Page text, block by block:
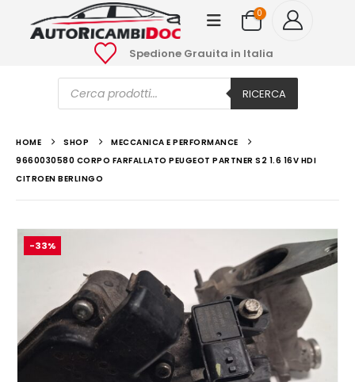
0
Spedione Grauita in Italia
Ricerca
prodotti RICERCA
HOME SHOP
MECCANICA E PERFORMANCE
9660030580 CORPO FARFALLATO PEUGEOT PARTNER S2 1.6 16V HDI
CITROEN BERLINGO
-33%